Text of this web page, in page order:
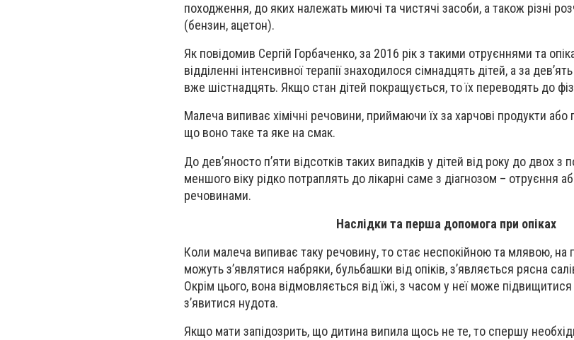
походження, до яких належать миючі та чистячі засоби, а також різні
(бензин, ацетон).
Як повідомив Сергій Горбаченко, за 2016 рік з такими отруєннями та
відділенні інтенсивної терапії знаходилося сімнадцять дітей, а за
вже шістнадцять. Якщо стан дітей покращується, то їх переводять до
Малеча випиває хімічні речовини, приймаючи їх за харчові продукти або
що воно таке та яке на смак.
До дев’яносто п’яти відсотків таких випадків у дітей від року до двох з
меншого віку рідко потраплять до лікарні саме з діагнозом – отруєння
речовинами.
Наслідки та перша допомога при опіках
Коли малеча випиває таку речовину, то стає неспокійною та млявою, на
можуть з’являтися набряки, бульбашки від опіків, з’являється рясна
Окрім цього, вона відмовляється від їжі, з часом у неї може
з’явитися нудота.
Якщо мати запідозрить, що дитина випила щось не те, то спершу